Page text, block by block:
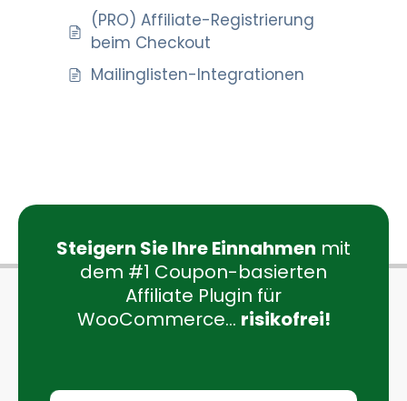
(PRO) Affiliate-Registrierung
beim Checkout
Mailinglisten-Integrationen
Steigern Sie Ihre Einnahmen mit
dem #1 Coupon-basierten
Affiliate Plugin für
WooCommerce... risikofrei!